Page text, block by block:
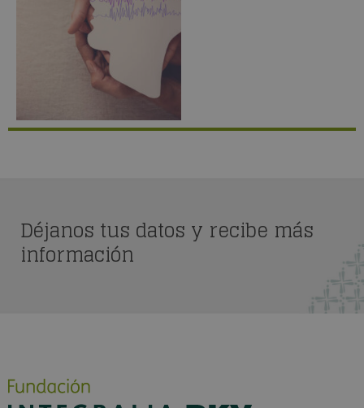
Déjanos tus datos y recibe más
información